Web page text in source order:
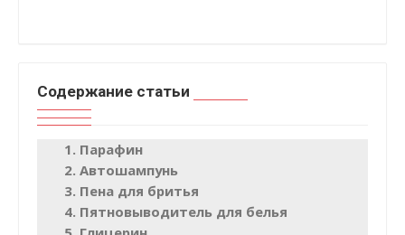
Содержание статьи
Парафин
Автошампунь
Пена для бритья
Пятновыводитель для белья